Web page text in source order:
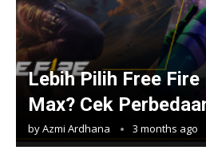
Lebih Pilih Free Fire
Max? Cek
byAzmi Ardhana 3 months ago